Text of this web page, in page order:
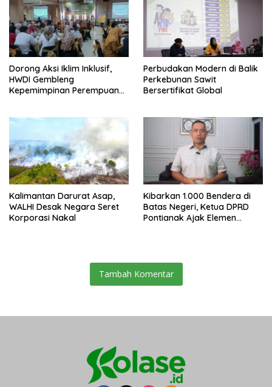
Dorong Aksi Iklim Inklusif,
HWDI Gembleng
Kepemimpinan Perempuan
Perbudakan Modern di Balik
Perkebunan Sawit
Bersertifikat Global
Kalimantan Darurat Asap,
WALHI Desak Negara Seret
Korporasi Nakal
Kibarkan 1.000 Bendera di
Batas Negeri, Ketua DPRD
Pontianak Ajak Elemen
Tambah Komentar